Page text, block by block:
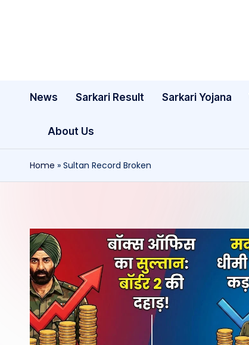
News Sarkari Result Sarkari Yojana
About Us
Home » Sultan Record Broken